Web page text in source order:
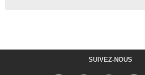
SUIVEZ-NOUS